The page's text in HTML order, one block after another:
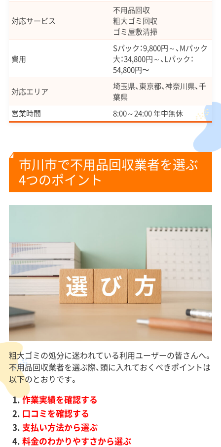
対応サービス
不用品回収
粗大ゴミ回収
ゴミ屋敷清掃
費用
Sパック：9,800円～、Mパック
大：34,800円～、Lパック：
54,800円〜
対応エリア
埼玉県、東京都、神奈川県、千
葉県
営業時間
8:00～24:00 年中無休
市川市で不用品回収業者を選ぶ
4つのポイント
粗大ゴミの処分に迷われている利用ユーザーの皆さんへ。
不用品回収業者を選ぶ際、頭に入れておくべきポイントは
以下のとおりです。
作業実績を確認する
口コミを確認する
支払い方法から選ぶ
料金のわかりやすさから選ぶ